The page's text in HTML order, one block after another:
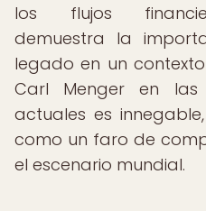
los flujos
demuestra la
legado en un
Carl Menger en las
actuales es
como un faro de
el escenario mundial.